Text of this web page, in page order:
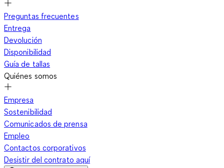
Preguntas frecuentes
Entrega
Devolución
Disponibilidad
Guía de tallas
Quiénes somos
Empresa
Sostenibilidad
Comunicados de prensa
Empleo
Contactos corporativos
Desistir del contrato aquí